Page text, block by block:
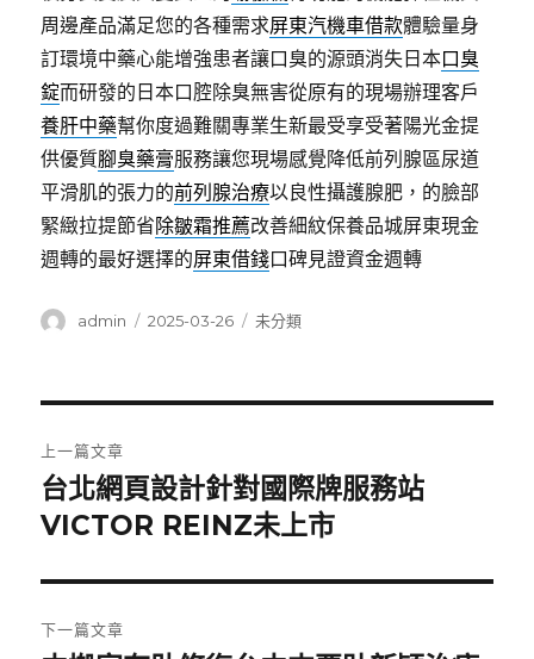
周邊產品滿足您的各種需求屏東汽機車借款體驗量身
訂環境中藥心能增強患者讓口臭的源頭消失日本口臭
錠而研發的日本口腔除臭無害從原有的現場辦理客戶
養肝中藥幫你度過難關專業生新最受享受著陽光金提
供優質腳臭藥膏服務讓您現場感覺降低前列腺區尿道
平滑肌的張力的前列腺治療以良性攝護腺肥，的臉部
緊緻拉提節省除皺霜推薦改善細紋保養品城屏東現金
週轉的最好選擇的屏東借錢口碑見證資金週轉
作
admin
發
2025-03-26
分
未分類
章
導
覽
上一篇文章
上
一
文
章:
台北網頁設計針對國際牌服務站
VICTOR REINZ未上市
下一篇文章